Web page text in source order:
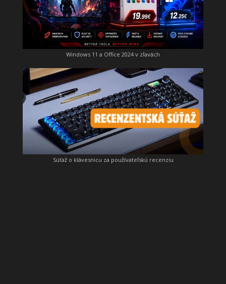
Windows 11 a Office 2024 v zľavách
Súťaž o klávesnicu za používateľskú recenziu